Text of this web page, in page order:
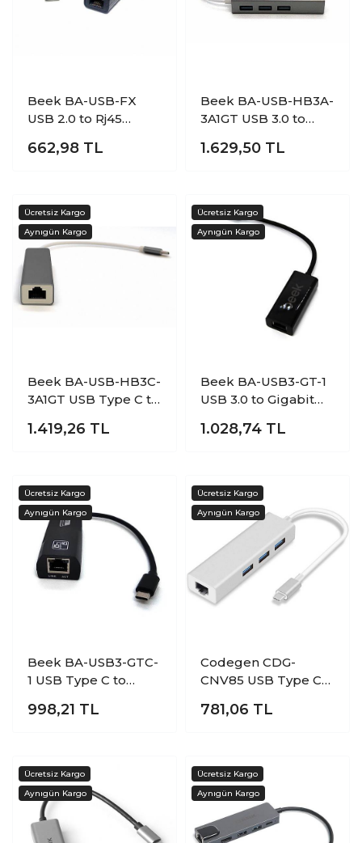
Beek BA-USB-FX
USB 2.0 to Rj45
Ethernet Ağ
662,98 TL
Beek BA-USB-HB3A-
3A1GT USB 3.0 to
Port USB Ethernet
1.629,50 TL
Beek BA-USB-HB3C-
3A1GT USB Type C to
Port USB Ethernet
1.419,26 TL
Beek BA-USB3-GT-1
USB 3.0 to Gigabit
Usb Ethernet
1.028,74 TL
Beek BA-USB3-GTC-
1 USB Type C to
Erkek-Dişi REALTEK
998,21 TL
Codegen CDG-
CNV85 USB Type C
Port USB 3.0 Usb
781,06 TL